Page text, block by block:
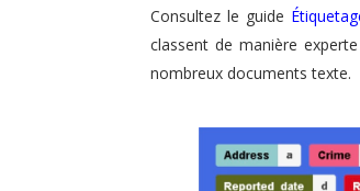
Consultez le guide
classent de manière
nombreux documents texte.